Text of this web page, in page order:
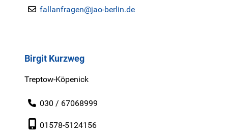
fallanfragen@jao-berlin.de
Birgit Kurzweg
Treptow-Köpenick
030 / 67068999
01578-5124156